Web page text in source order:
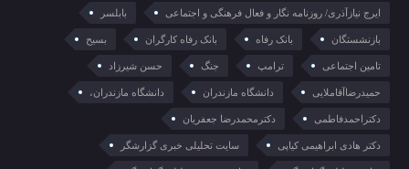
ایرج نیازآذری/ روزنامه نگار و فعال فرهنگی و اجتماعی بابلسر
بازنشستگان بانک رفاه بانک رفاه کارگران بسیح
تامین اجتماعی ترامپ جنگ حسن شیرزاد
حمیدرضاآقاملایی دانشگاه مازندران دانشگاه مازندران،
دکتراحمدفاطمی دکترمحمدرضا جعفریان
دکتر هادی ابراهیمی کیاپی سایت تحلیلی خبری گزارشگر